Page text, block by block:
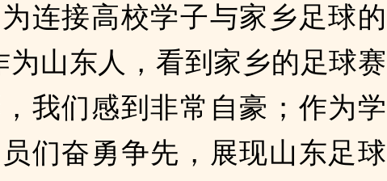
连接高校学子与家乡足球的
为山东人，看到家乡的足球赛
我们感到非常自豪；作为学
们奋勇争先，展现山东足球